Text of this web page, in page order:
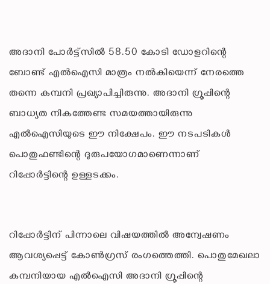
അദാനി പോർട്ട്‌സിൽ 58.50 കോടി ഡോളറിന്റെ
ബോണ്ട് എൽഐസി മാത്രം നൽകിയെന്ന് നേരത്തെ
തന്നെ കമ്പനി പ്രഖ്യാപിച്ചിരുന്നു. അദാനി ഗ്രൂപ്പിന്റെ
ബാധ്യത നികത്തേണ്ട സമയത്തായിരുന്നു
എൽഐസിയുടെ ഈ നിക്ഷേപം. ഈ നടപടികൾ
പൊതുഫണ്ടിന്റെ ദുരുപയോഗമാണെന്നാണ്
റിപ്പോർട്ടിന്റെ ഉള്ളടക്കം.
റിപ്പോർട്ടിന് പിന്നാലെ വിഷയത്തിൽ അന്വേഷണം
ആവശ്യപ്പെട്ട് കോൺഗ്രസ് രംഗത്തെത്തി. പൊതുമേഖലാ
കമ്പനിയായ എൽഐസി അദാനി ഗ്രൂപ്പിന്റെ